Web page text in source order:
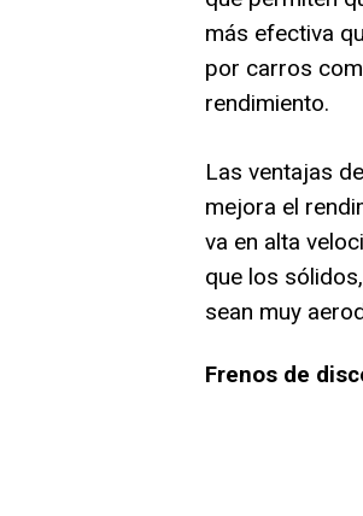
más efectiva
por carros
rendimiento.
Las ventajas
mejora el
va en alta
que los
sean muy
Frenos de